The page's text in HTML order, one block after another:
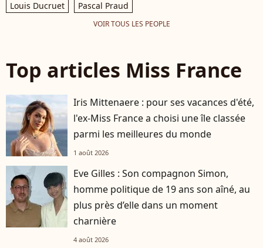
Louis Ducruet Pascal Praud
VOIR TOUS LES PEOPLE
Top articles Miss France
Iris Mittenaere : pour ses vacances d'été,
l'ex-Miss France a choisi une île classée
parmi les meilleures du monde
1 août 2026
Eve Gilles : Son compagnon Simon,
homme politique de 19 ans son aîné, au
plus près d’elle dans un moment
charnière
4 août 2026